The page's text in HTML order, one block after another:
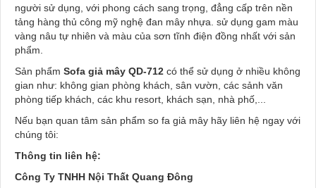
người sử dụng, với phong cách sang trọng, đẳng cấp trên nền
tảng hàng thủ công mỹ nghệ đan mây nhựa. sử dụng gam màu
vàng nâu tự nhiên và màu của sơn tĩnh điện đồng nhất với sản
phẩm.
Sản phẩm Sofa giả mây QD-712 có thể sử dụng ở nhiều không
gian như: không gian phòng khách, sân vườn, các sảnh văn
phòng tiếp khách, các khu resort, khách sạn, nhà phố,...
Nếu bạn quan tâm sản phẩm so fa giả mây hãy liên hệ ngay với
chúng tôi:
Thông tin liên hệ:
Công Ty TNHH Nội Thất Quang Đông